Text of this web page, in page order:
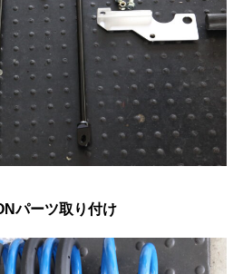
パーツ取り付け